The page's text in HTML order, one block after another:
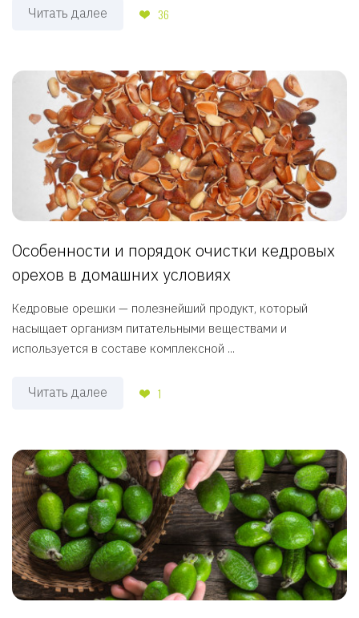
Читать далее 36
Особенности и порядок очистки кедровых
орехов в домашних условиях
Кедровые орешки — полезнейший продукт, который
насыщает организм питательными веществами и
используется в составе комплексной ...
Читать далее 1